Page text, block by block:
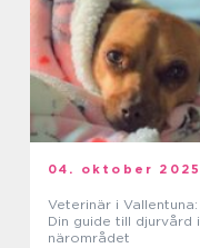
04. oktober 2025
Veterinär i Vallentuna:
Din guide till djurvård i
närområdet